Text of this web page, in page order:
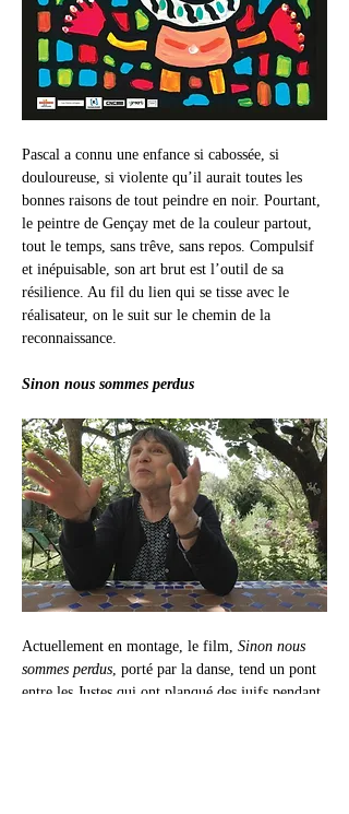
Pascal a connu une enfance si cabossée, si
douloureuse, si violente qu’il aurait toutes les
bonnes raisons de tout peindre en noir. Pourtant,
le peintre de Gençay met de la couleur partout,
tout le temps, sans trêve, sans repos. Compulsif
et inépuisable, son art brut est l’outil de sa
résilience. Au fil du lien qui se tisse avec le
réalisateur, on le suit sur le chemin de la
reconnaissance.
Sinon nous sommes perdus
Actuellement en montage, le film, Sinon nous
sommes perdus , porté par la danse, tend un pont
entre les Justes qui ont planqué des juifs pendant